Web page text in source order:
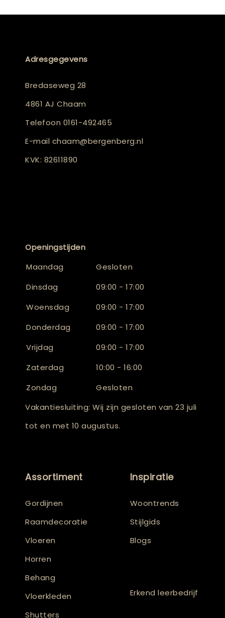
Adresgegevens
Bredaseweg 28
4861 AJ Chaam
Telefoon 0161-492465
E-mail chaam@bergenberg.nl
KVK: 82611890
Openingstijden
Maandag
Gesloten
Dinsdag
09:00 - 17:00
Woensdag
09:00 - 17:00
Donderdag
09:00 - 17:00
Vrijdag
09:00 - 17:00
Zaterdag
10:00 - 16:00
Zondag
Gesloten
Vakantiesluiting: Wij zijn gesloten van 23 juli
tot en met 10 augustus.
Assortiment
Gordijnen
Raamdecoratie
Vloeren
Horren
Behang
Vloerkleden
Shutters
Inspiratie
Woontrends
Stijlgids
Blogs
Erkend leerbedrijf